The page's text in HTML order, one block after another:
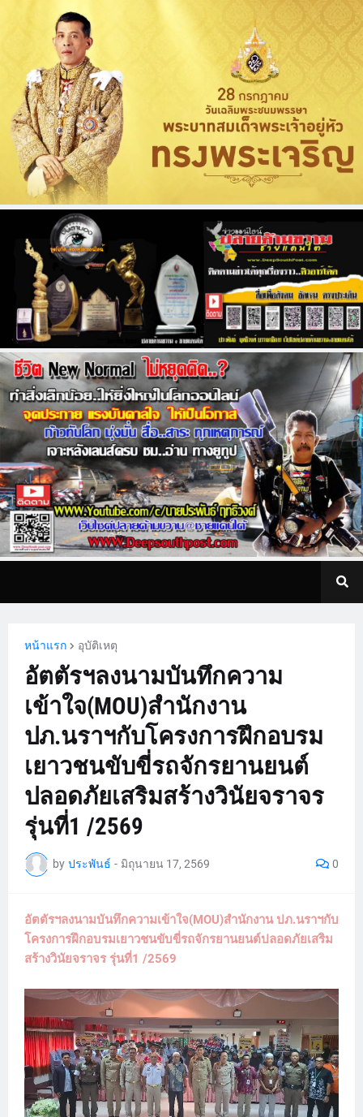
หน้าแรก อุบัติเหตุ
อัตตัรฯลงนามบันทึกความ
เข้าใจ(MOU)สำนักงาน
ปภ.นราฯกับโครงการฝึกอบรม
เยาวชนขับขี่รถจักรยานยนต์
ปลอดภัยเสริมสร้างวินัยจราจร
รุ่นที่1 /2569
by ประพันธ์ - มิถุนายน 17, 2569 0
อัตตัรฯลงนามบันทึกความเข้าใจ(MOU)สำนักงาน ปภ.นราฯกับ
โครงการฝึกอบรมเยาวชนขับขี่รถจักรยานยนต์ปลอดภัยเสริม
สร้างวินัยจราจร รุ่นที่1 /2569